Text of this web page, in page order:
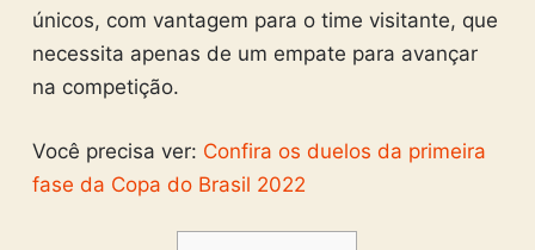
únicos, com vantagem para o time visitante, que
necessita apenas de um empate para avançar
na competição.
Você precisa ver: Confira os duelos da primeira
fase da Copa do Brasil 2022